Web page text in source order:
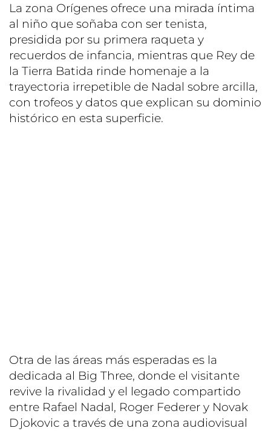
La zona Orígenes ofrece una mirada íntima
al niño que soñaba con ser tenista,
presidida por su primera raqueta y
recuerdos de infancia, mientras que Rey de
la Tierra Batida rinde homenaje a la
trayectoria irrepetible de Nadal sobre arcilla,
con trofeos y datos que explican su dominio
histórico en esta superficie.
Otra de las áreas más esperadas es la
dedicada al Big Three, donde el visitante
revive la rivalidad y el legado compartido
entre Rafael Nadal, Roger Federer y Novak
Djokovic a través de una zona audiovisual